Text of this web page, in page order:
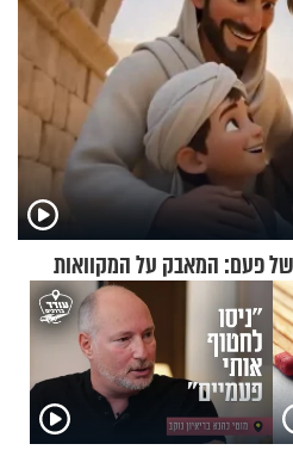
פעם: המאבק על המקוואות